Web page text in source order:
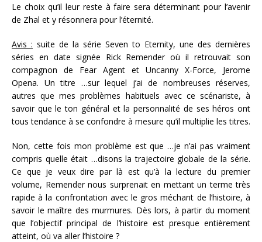
Le choix qu’il leur reste à faire sera déterminant pour l’avenir
de Zhal et y résonnera pour l’éternité.
Avis : suite de la série Seven to Eternity, une des dernières
séries en date signée Rick Remender où il retrouvait son
compagnon de Fear Agent et Uncanny X-Force, Jerome
Opena. Un titre …sur lequel j’ai de nombreuses réserves,
autres que mes problèmes habituels avec ce scénariste, à
savoir que le ton général et la personnalité de ses héros ont
tous tendance à se confondre à mesure qu’il multiplie les titres.
Non, cette fois mon problème est que …je n’ai pas vraiment
compris quelle était …disons la trajectoire globale de la série.
Ce que je veux dire par là est qu’à la lecture du premier
volume, Remender nous surprenait en mettant un terme très
rapide à la confrontation avec le gros méchant de l’histoire, à
savoir le maître des murmures. Dès lors, à partir du moment
que l’objectif principal de l’histoire est presque entièrement
atteint, où va aller l’histoire ?